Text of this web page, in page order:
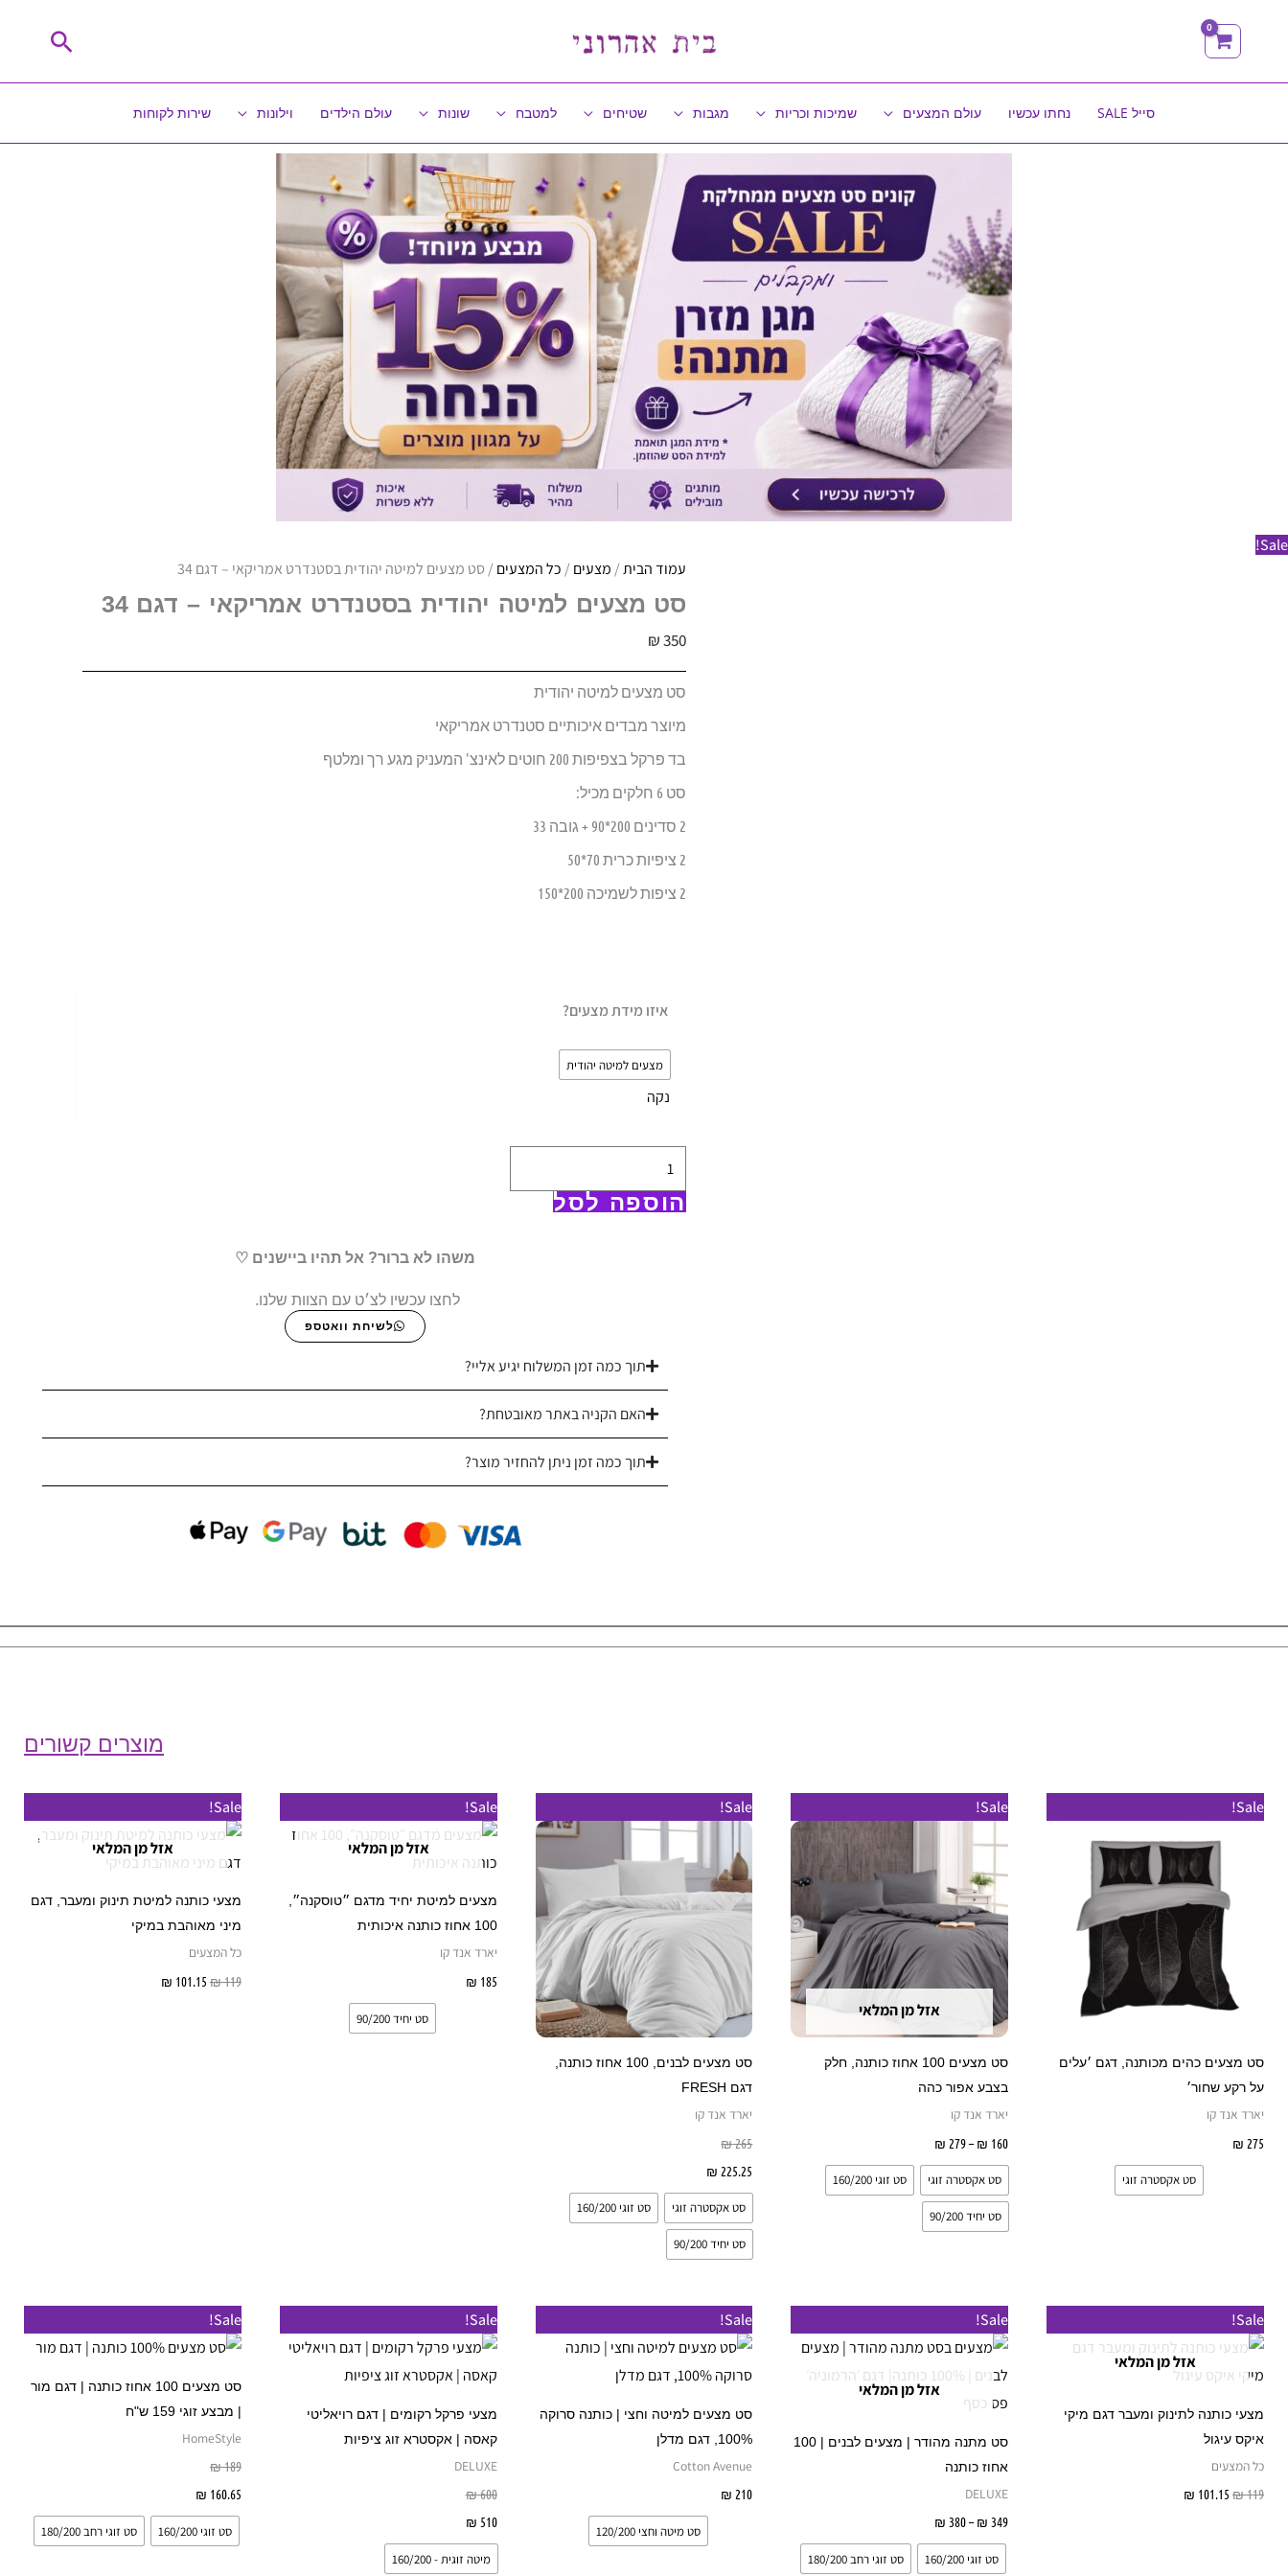
חיפוש
סייל SALE נחתו עכשיו עולם המצעים שמיכות וכריות מגבות שטיחים למטבח שונות עולם הילדים וילונות שירות לקוחות
Sale!
עמוד הבית/ מצעים / כל המצעים / סט מצעים למיטה יהודית בסטנדרט אמריקאי – דגם 34
סט מצעים למיטה יהודית בסטנדרט אמריקאי – דגם 34
₪350
סט מצעים למיטה יהודית
מיוצר מבדים איכותיים סטנדרט אמריקאי
בד פרקל בצפיפות 200 חוטים לאינצ' המעניק מגע רך ומלטף
סט 6 חלקים מכיל:
2 סדינים 200*90 + גובה 33
2 ציפיות כרית 70*50
2 ציפות לשמיכה 200*150
איזו מידת מצעים?
מצעים למיטה יהודית
נקה
סט
מצעים
למיטה
בסטנדרט
אמריקאי
הוספה לסל
משהו לא ברור? אל תהיו ביישנים ♡
לחצו עכשיו לצ׳ט עם הצוות שלנו.
לשיחת וואטספ
תוך כמה זמן המשלוח יגיע אליי?
האם הקניה באתר מאובטחת?
תוך כמה זמן ניתן להחזיר מוצר?
מוצרים קשורים
Sale!
סט מצעים כהים מכותנה, דגם ׳עלים
על רקע שחור׳
יארד אנד קו
₪ 275
יש
מספר
סוגים.
ניתן
לבחור
את
בעמוד
סט אקסטרה זוגי
Sale!
אזל מן המלאי
סט מצעים 100 אחוז כותנה, חלק
בצבע אפור כהה
יארד אנד קו
₪ 160
–
₪ 279
מחירים:
⁦₪ 279⁩
זה
יש
מספר
סוגים.
ניתן
לבחור
את
האפשרויות
סט אקסטרה זוגי סט זוגי 160/200
סט יחיד 90/200
Sale!
סט מצעים לבנים, 100 אחוז כותנה,
דגם FRESH
יארד אנד קו
₪265
₪ 225.25
זה
סוגים.
ניתן
לבחור
את
האפשרויות
בעמוד
סט אקסטרה זוגי סט זוגי 160/200
סט יחיד 90/200
Sale!
אזל מן המלאי
מצעים למיטת יחיד מדגם ״טוסקנה״,
100 אחוז כותנה איכותית
יארד אנד קו
₪ 185
זה
את
האפשרויות
סט יחיד 90/200
Sale!
אזל מן המלאי
מצעי כותנה למיטת תינוק ומעבר, דגם
מיני מאוהבת במיקי
כל המצעים
₪119
₪ 101.15
Sale!
אזל מן המלאי
מצעי כותנה לתינוק ומעבר דגם מיקי
איקס עיגול
כל המצעים
₪119
₪ 101.15
Sale!
אזל מן המלאי
סט מתנה מהודר | מצעים לבנים | 100
אחוז כותנה
DELUXE
₪ 349
–
₪ 380
מחירים:
⁦₪ 380⁩
זה
יש
האפשרויות
בעמוד
סט זוגי 160/200 סט זוגי רחב 180/200
Sale!
סט מצעים למיטה וחצי | כותנה סרוקה
100%, דגם מדלן
Cotton Avenue
₪ 210
זה
את
האפשרויות
סט מיטה וחצי 120/200
Sale!
מצעי פרקל רקומים | דגם רויאליטי
קאסה | אקסטרא זוג ציפיות
DELUXE
₪600
₪ 510
זה
יש
מיטה זוגית - 160/200
Sale!
סט מצעים 100 אחוז כותנה | דגם מור
| מבצע זוגי 159 ש"ח
HomeStyle
₪189
₪ 160.65
זה
את
האפשרויות
סט זוגי 160/200 סט זוגי רחב 180/200